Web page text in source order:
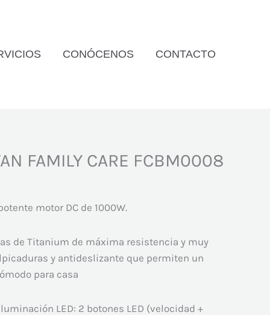
CONÓCENOS CONTACTO
FAMILY CARE FCBM0008
motor DC de 1000W.
de Titanium de máxima resistencia y muy
y antideslizante que permiten un
para casa
LED: 2 botones LED (velocidad +